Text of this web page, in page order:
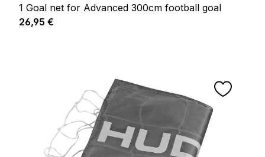
1 Goal net for Advanced 300cm football goal
Prix régulier :
26,95 €